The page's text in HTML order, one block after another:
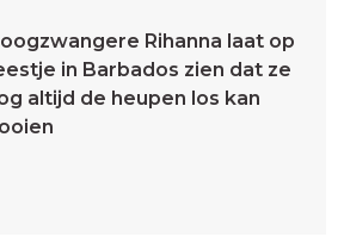
Rihanna laat op
in Barbados zien dat ze
altijd de heupen los kan